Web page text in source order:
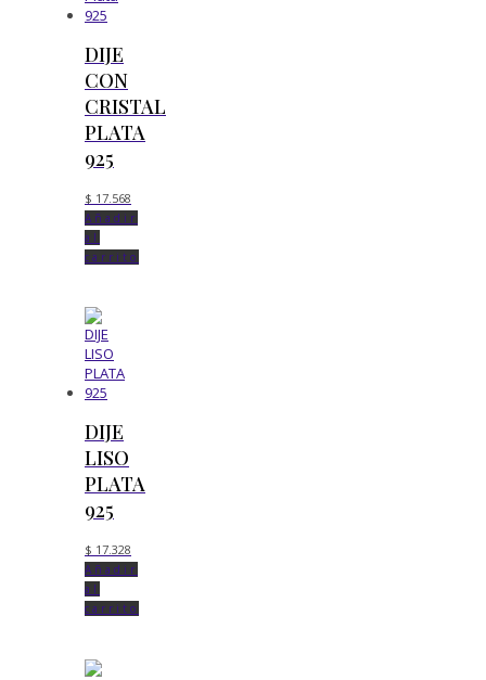
DIJE
CON
CRISTAL
PLATA
925
$ 17.568
Añadir
al
carrito
DIJE
LISO
PLATA
925
$ 17.328
Añadir
al
carrito